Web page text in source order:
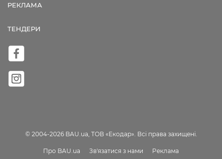
РЕКЛАМА
ТЕНДЕРИ
© 2004-2026 BAU.ua, ТОВ «Екодар». Всі права захищені.
Про BAU.ua Зв'язатися з нами Реклама